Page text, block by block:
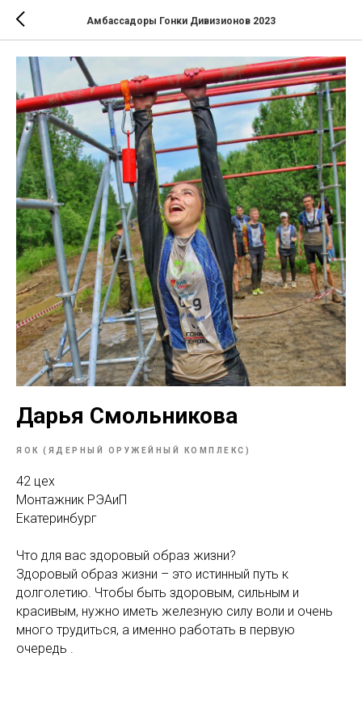
Амбассадоры Гонки Дивизионов 2023
Дарья Смольникова
ЯОК (ЯДЕРНЫЙ ОРУЖЕЙНЫЙ КОМПЛЕКС)
42 цех
Монтажник РЭАиП
Екатеринбург
Что для вас здоровый образ жизни?
Здоровый образ жизни – это истинный путь к
долголетию. Чтобы быть здоровым, сильным и
красивым, нужно иметь железную силу воли и очень
много трудиться, а именно работать в первую
очередь .